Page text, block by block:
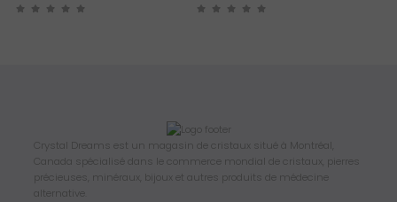
Crystal Dreams est un magasin de cristaux situé à Montréal,
Canada spécialisé dans le commerce mondial de cristaux, pierres
précieuses, minéraux, bijoux et autres produits de médecine
alternative.